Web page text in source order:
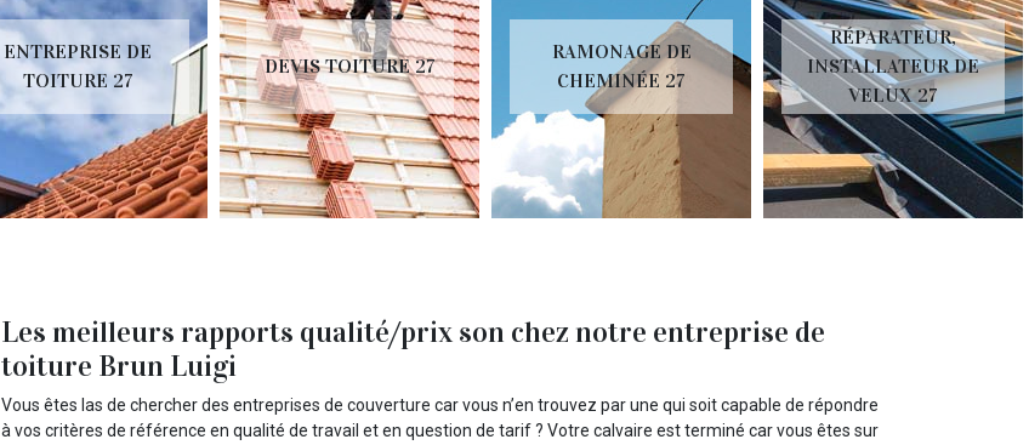
ENTREPRISE DE
TOITURE 27
DEVIS TOITURE 27
RAMONAGE DE
CHEMINÉE 27
RÉPARATEUR,
INSTALLATEUR DE
VELUX 27
Les meilleurs rapports qualité/prix son chez notre entreprise de
toiture Brun Luigi
Vous êtes las de chercher des entreprises de couverture car vous n’en trouvez par une qui soit capable de répondre
à vos critères de référence en qualité de travail et en question de tarif ? Votre calvaire est terminé car vous êtes sur